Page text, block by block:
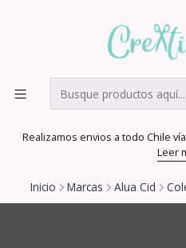
Realizamos envios a todo Chile
Leer
Inicio Marcas Alua Cid